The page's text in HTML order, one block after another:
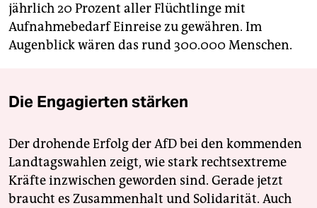
jährlich 20 Prozent aller Flüchtlinge mit
Aufnahmebedarf Einreise zu gewähren. Im
Augenblick wären das rund 300.000 Menschen.
Die Engagierten stärken
Der drohende Erfolg der AfD bei den kommenden
Landtagswahlen zeigt, wie stark rechtsextreme
Kräfte inzwischen geworden sind. Gerade jetzt
braucht es Zusammenhalt und Solidarität. Auch